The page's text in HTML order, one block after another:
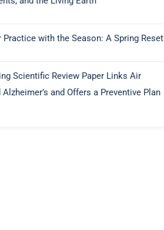
Practice with the Season: A Spring Reset
Scientific Review Paper Links Air
and Offers a Preventive Plan